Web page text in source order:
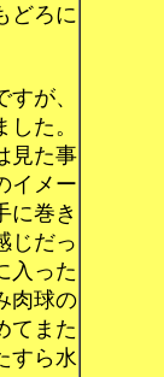
どろに
が、
た。
見た事
イメー
に巻き
じだっ
入った
肉球の
てまた
すら水